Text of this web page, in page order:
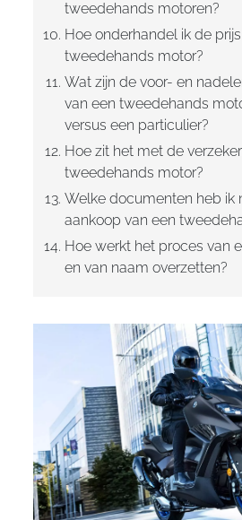
tweedehands motoren?
Hoe onderhandel ik de
tweedehands motor?
Wat zijn de voor- en
van een tweedehands
versus een particulier?
Hoe zit het met de
tweedehands motor?
Welke documenten heb ik
aankoop van een
Hoe werkt het proces van
en van naam overzetten?